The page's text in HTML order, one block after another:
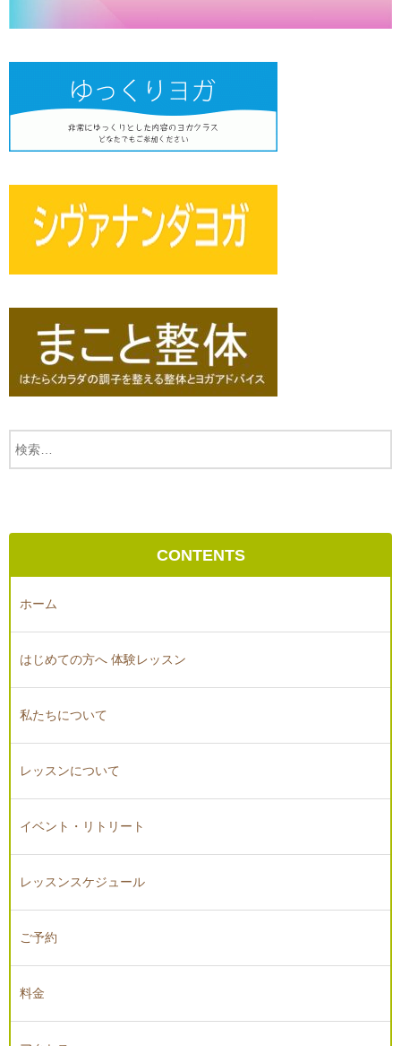
CONTENTS
ホーム
はじめての方へ 体験レッスン
私たちについて
レッスンについて
イベント・リトリート
レッスンスケジュール
ご予約
料金